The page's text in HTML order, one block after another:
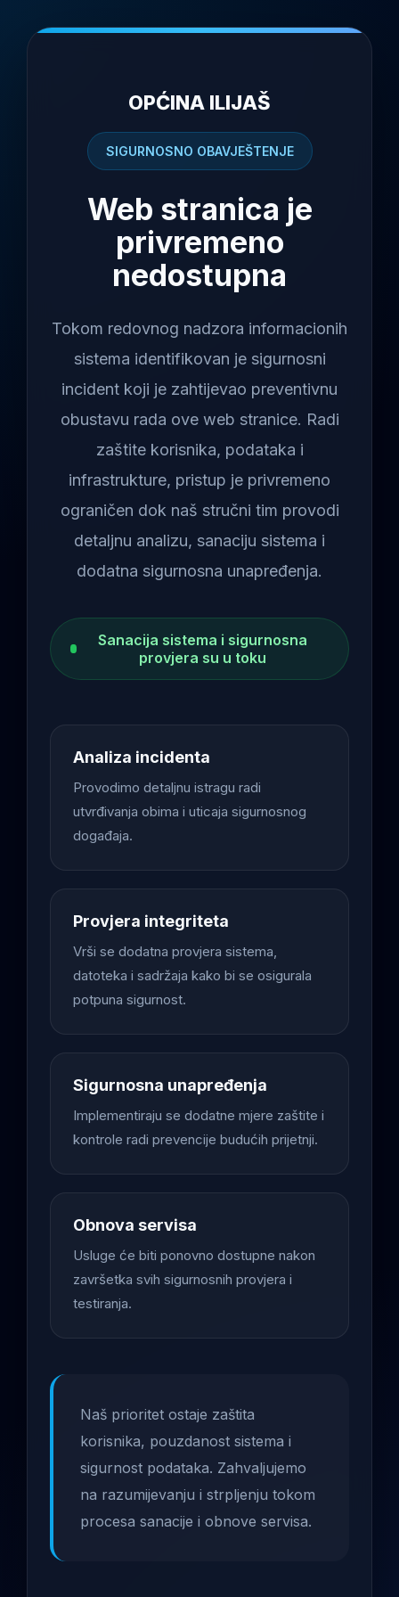
OPĆINA ILIJAŠ
SIGURNOSNO OBAVJEŠTENJE
Web stranica je
privremeno
nedostupna
Tokom redovnog nadzora informacionih
sistema identifikovan je sigurnosni
incident koji je zahtijevao preventivnu
obustavu rada ove web stranice. Radi
zaštite korisnika, podataka i
infrastrukture, pristup je privremeno
ograničen dok naš stručni tim provodi
detaljnu analizu, sanaciju sistema i
dodatna sigurnosna unapređenja.
Sanacija sistema i sigurnosna
provjera su u toku
Analiza incidenta
Provodimo detaljnu istragu radi
utvrđivanja obima i uticaja sigurnosnog
događaja.
Provjera integriteta
Vrši se dodatna provjera sistema,
datoteka i sadržaja kako bi se osigurala
potpuna sigurnost.
Sigurnosna unapređenja
Implementiraju se dodatne mjere zaštite i
kontrole radi prevencije budućih prijetnji.
Obnova servisa
Usluge će biti ponovno dostupne nakon
završetka svih sigurnosnih provjera i
testiranja.
Naš prioritet ostaje zaštita
korisnika, pouzdanost sistema i
sigurnost podataka. Zahvaljujemo
na razumijevanju i strpljenju tokom
procesa sanacije i obnove servisa.